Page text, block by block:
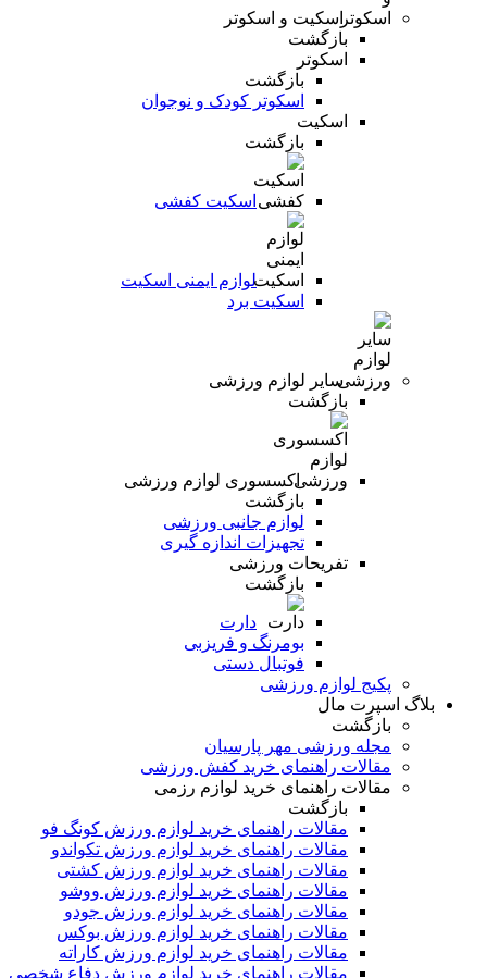
اسکیت و اسکوتر
بازگشت
اسکوتر
بازگشت
اسکوتر کودک و نوجوان
اسکیت
بازگشت
اسکیت کفشی
لوازم ایمنی اسکیت
اسکیت برد
سایر لوازم ورزشی
بازگشت
اکسسوری لوازم ورزشی
بازگشت
لوازم جانبی ورزشی
تجهیزات اندازه گیری
تفریحات ورزشی
بازگشت
دارت
بومرنگ و فریزبی
فوتبال دستی
پکیج لوازم ورزشی
بلاگ اسپرت مال
بازگشت
مجله ورزشی مهر پارسیان
مقالات راهنمای خرید کفش ورزشی
مقالات راهنمای خرید لوازم رزمی
بازگشت
مقالات راهنمای خرید لوازم ورزش کونگ فو
مقالات راهنمای خرید لوازم ورزش تکواندو
مقالات راهنمای خرید لوازم ورزش کشتی
مقالات راهنمای خرید لوازم ورزش ووشو
مقالات راهنمای خرید لوازم ورزش جودو
مقالات راهنمای خرید لوازم ورزش بوکس
مقالات راهنمای خرید لوازم ورزش کاراته
مقالات راهنمای خرید لوازم ورزش دفاع شخصی